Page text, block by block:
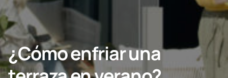
Contacto
PIDE ASESORAMIENTO AQUÍ
¿Cómo enfriar una